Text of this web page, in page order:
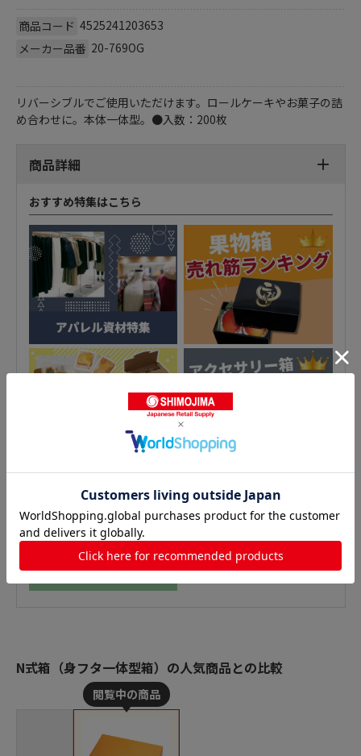
商品コード 4525241203653
メーカー品番 20-769OG
リバーシブルでご使用いただけます。ロールケーキやお菓子の詰
め合わせに。本体一体型。●入数：200枚
商品詳細
おすすめ特集はこちら
N式箱（身フタ一体型箱）の人気商品との比較